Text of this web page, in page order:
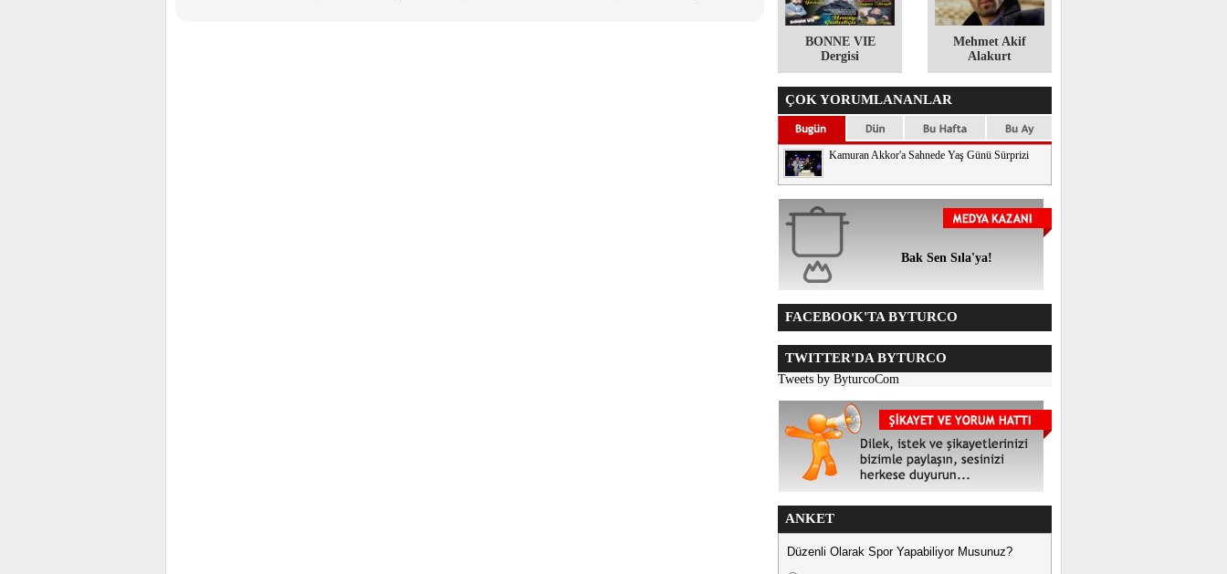
BONNE VIE
Dergisi
​Mehmet Akif
Alakurt
ÇOK YORUMLANANLAR
Kamuran Akkor'a Sahnede Yaş Günü Sürprizi
Bak Sen Sıla'ya!
FACEBOOK'TA BYTURCO
TWITTER'DA BYTURCO
Tweets by ByturcoCom
ANKET
Düzenli Olarak Spor Yapabiliyor Musunuz?